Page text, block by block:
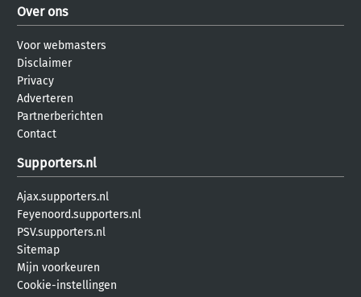
Over ons
Voor webmasters
Disclaimer
Privacy
Adverteren
Partnerberichten
Contact
Supporters.nl
Ajax.supporters.nl
Feyenoord.supporters.nl
PSV.supporters.nl
Sitemap
Mijn voorkeuren
Cookie-instellingen